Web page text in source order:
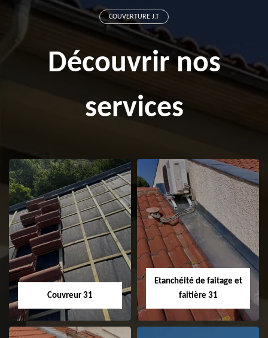
COUVERTURE J.T
Découvrir nos
services
Couvreur 31
Etanchéité de faitage et
faitière 31